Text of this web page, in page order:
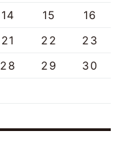
14 15
16
21 22
23
28 29
30